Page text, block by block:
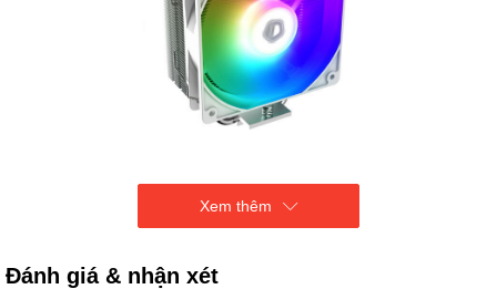
Xem thêm
Đánh giá & nhận xét